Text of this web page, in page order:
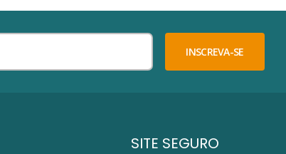
INSCREVA-SE
SITE SEGURO